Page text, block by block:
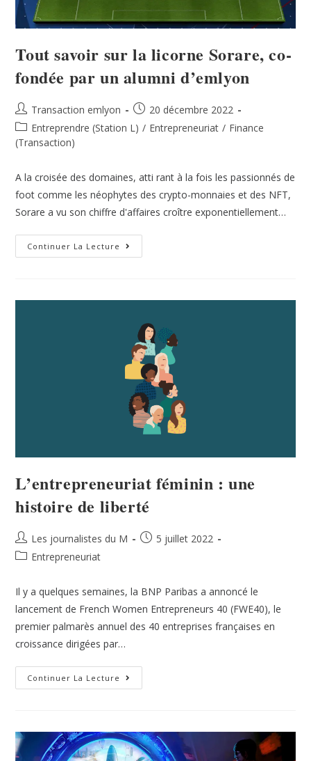
Tout savoir sur la licorne Sorare, co-
fondée par un alumni d’emlyon
Transaction emlyon
20 décembre 2022
Entreprendre (Station L) / Entrepreneuriat / Finance
(Transaction)
A la croisée des domaines, atti rant à la fois les passionnés de
foot comme les néophytes des crypto-monnaies et des NFT,
Sorare a vu son chiffre d'affaires croître exponentiellement…
Continuer La Lecture
L’entrepreneuriat féminin : une
histoire de liberté
Les journalistes du M
5 juillet 2022
Entrepreneuriat
Il y a quelques semaines, la BNP Paribas a annoncé le
lancement de French Women Entrepreneurs 40 (FWE40), le
premier palmarès annuel des 40 entreprises françaises en
croissance dirigées par…
Continuer La Lecture